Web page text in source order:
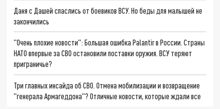
Даня с Дашей спаслись от боевиков ВСУ. Но беды для малышей не
закончились
"Очень плохие новости": Большая ошибка Palantir в России. Страны
НАТО впервые за СВО остановили поставки оружия. ВСУ теряют
приграничье?
Три главных инсайда об СВО. Отмена мобилизации и возвращение
"генерала Армагеддона"? Отличные новости, которые ждали все